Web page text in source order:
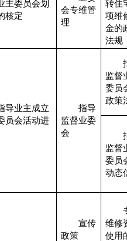
主委员会划
核定
会专维管
理
转住
项维
金的
法规
导业主成立
员会活动进
指导
监督业委
会
监督
委员
政策
监督
委员
动态
宣传
政策
维修
使用